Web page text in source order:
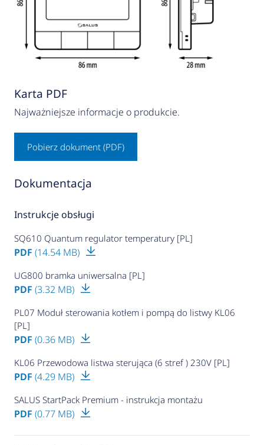
Karta PDF
Najważniejsze informacje o produkcie.
Pobierz dokument (PDF)
Dokumentacja
Instrukcje obsługi
SQ610 Quantum regulator temperatury [PL]
PDF (14.54 MB)
UG800 bramka uniwersalna [PL]
PDF (3.32 MB)
PL07 Moduł sterowania kotłem i pompą do listwy KL06
[PL]
PDF (0.36 MB)
KL06 Przewodowa listwa sterująca (6 stref ) 230V [PL]
PDF (4.29 MB)
SALUS StartPack Premium - instrukcja montażu
PDF (0.77 MB)